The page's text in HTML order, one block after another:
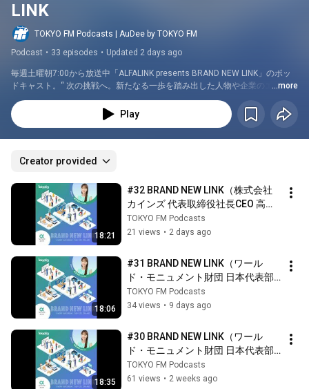
LINK
TOKYO FM Podcasts | AuDee by TOKYO FM
Podcast • 33 episodes • Updated 2 days ago
毎週土曜朝7:00から放送中「ALFALINK presents BRAND NEW LINK」のポッ
ドキャスト。“ 次の挑戦へ。新たなる一歩を踏み出した人物や企業のエピソー
ド ” にフォーカス。ひとつの成功にとどまらずにチャレンジする人物、これ
までの枠にとらわれず業界に新しい潮流を取り込みゲームチェンジを起こす
企業、そんな方々をゲストを迎えて、“新たなステップへ踏み出した背景” や
...more
Play
Creator provided
18:21
#32 BRAND NEW LINK（株式会社
カインズ 代表取締役社長CEO 高家
正行さん 1週目）
TOKYO FM Podcasts
21 views • 2 days ago
18:06
#31 BRAND NEW LINK（ワール
ド・モニュメント財団 日本代表部
理事長 ディメイ美代子さん 2週目）
TOKYO FM Podcasts
34 views • 9 days ago
18:35
#30 BRAND NEW LINK（ワール
ド・モニュメント財団 日本代表部
理事長 ディメイ美代子さん 1週目）
TOKYO FM Podcasts
61 views • 2 weeks ago